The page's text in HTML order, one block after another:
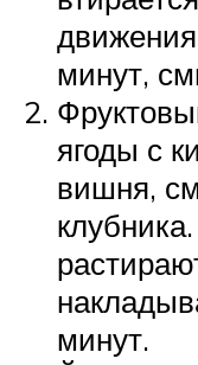
минут,
ягоды с
вишня,
минут.